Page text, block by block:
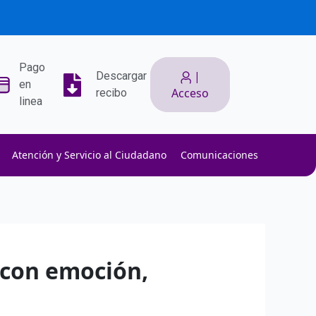
Pago
en
linea
Descargar
recibo
|
Acceso
Atención y Servicio al Ciudadano Comunicaciones
emoción,